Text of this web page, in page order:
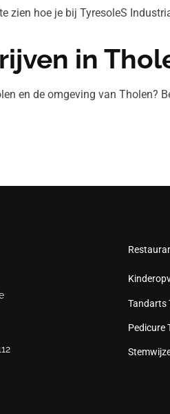
zien hoe je bij TyresoleS
in
en de omgeving van Tholen?
Tandarts
Pedicure